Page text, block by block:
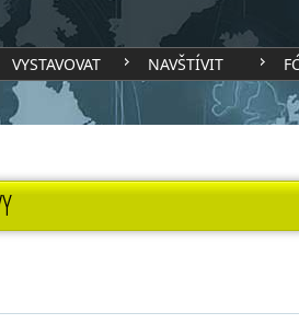
VYSTAVOVAT NAVŠTÍVIT